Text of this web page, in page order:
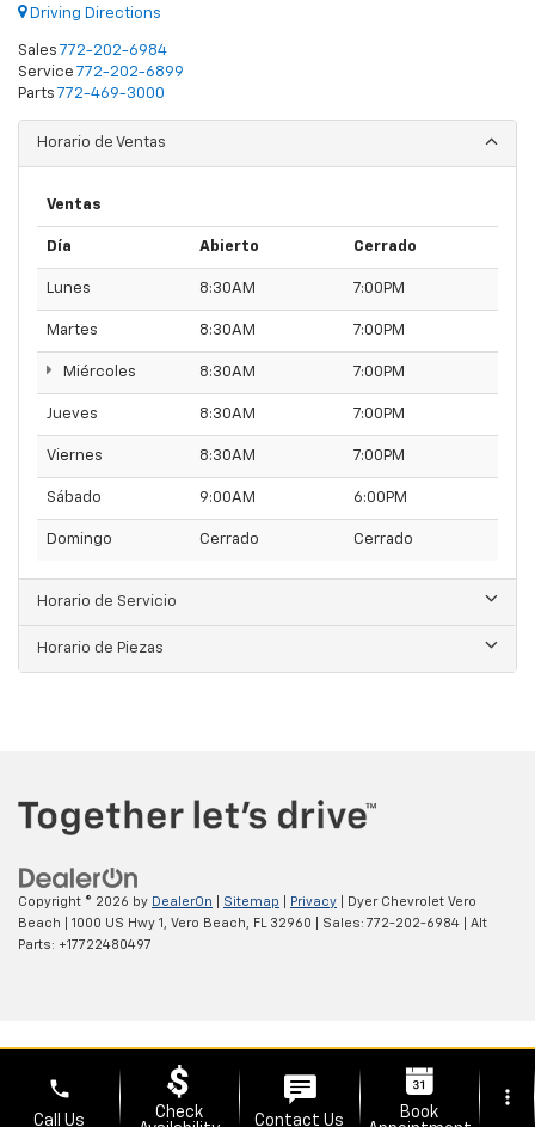
Driving Directions
Sales 772-202-6984
Service 772-202-6899
Parts 772-469-3000
Horario de Ventas
Ventas
Día Abierto Cerrado
Lunes 8:30AM 7:00PM
Martes 8:30AM 7:00PM
Miércoles 8:30AM 7:00PM
Jueves 8:30AM 7:00PM
Viernes 8:30AM 7:00PM
Sábado 9:00AM 6:00PM
Domingo Cerrado Cerrado
Horario de Servicio
Horario de Piezas
Copyright © 2026 by DealerOn Sitemap Privacy | Dyer Chevrolet Vero
Beach
1000 US Hwy 1, Vero Beach, FL32960 | Sales: 772-202-6984
Alt
Parts: +17722480497
phone
Call Us
Check
Contact Us
Book
more_vert